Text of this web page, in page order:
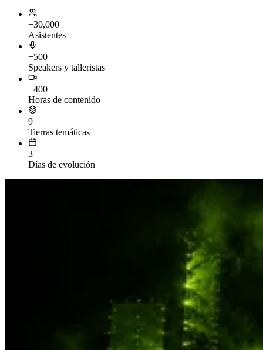
+30,000
Asistentes
+500
Speakers y talleristas
+400
Horas de contenido
9
Tierras temáticas
3
Días de evolución